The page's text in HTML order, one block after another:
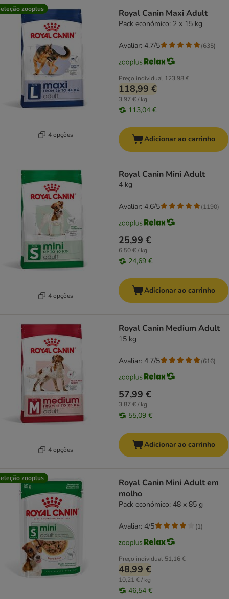
zooplus
4 opções
Royal Canin Maxi Adult
Pack económico: 2 x 15 kg
Preço individual 123,98 €
118,99 €
3,97 € / kg
113,04 €
Avaliar: 4.7/5 (635)
Adicionar ao carrinho
4 opções
Royal Canin Mini Adult
4 kg
25,99 €
6,50 € / kg
24,69 €
Avaliar: 4.6/5 (1190)
Adicionar ao carrinho
4 opções
Royal Canin Medium Adult
15 kg
57,99 €
3,87 € / kg
55,09 €
Avaliar: 4.7/5 (616)
Adicionar ao carrinho
zooplus
Royal Canin Mini Adult em
molho
Pack económico: 48 x 85 g
Preço individual 51,16 €
48,99 €
10,21 € / kg
46,54 €
Avaliar: 4/5 (1)